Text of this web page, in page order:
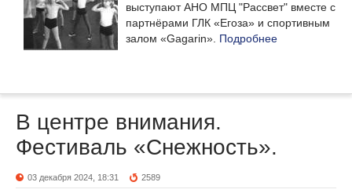
выступают АНО МПЦ "Рассвет" вместе с
партнёрами ГЛК «Егоза» и спортивным
залом «Gagarin». Подробнее
В центре внимания.
Фестиваль «Снежность».
03 декабря 2024, 18:31 2589